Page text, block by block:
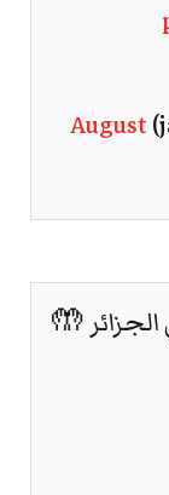
August
الجزائر 🤲